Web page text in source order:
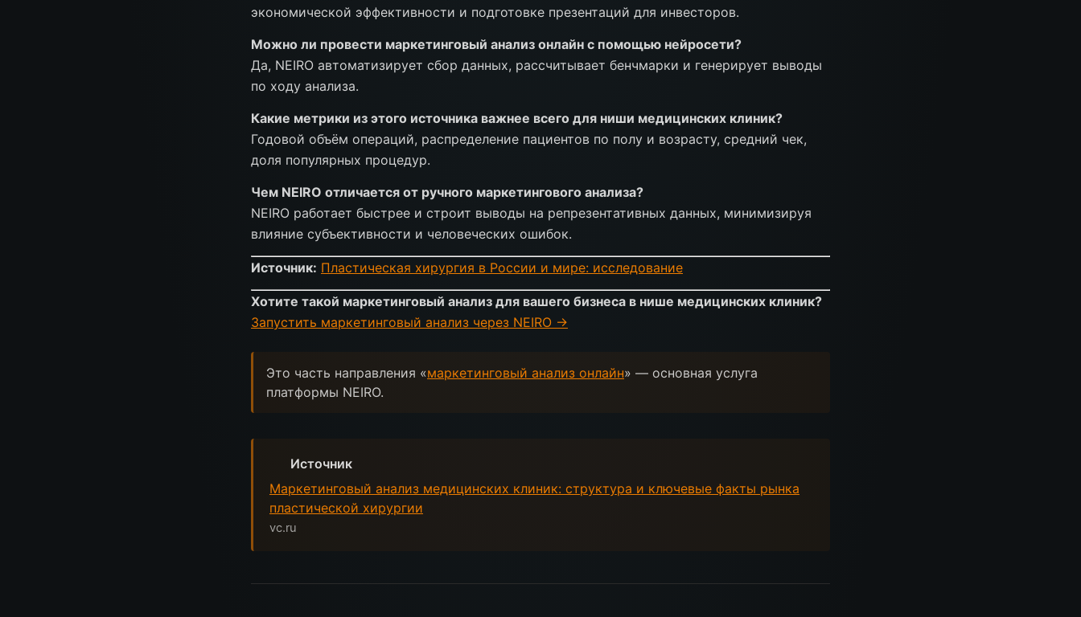
экономической эффективности и подготовке презентаций для инвесторов.
Можно ли провести маркетинговый анализ онлайн с помощью нейросети?
Да, NEIRO автоматизирует сбор данных, рассчитывает бенчмарки и генерирует выводы
по ходу анализа.
Какие метрики из этого источника важнее всего для ниши медицинских клиник?
Годовой объём операций, распределение пациентов по полу и возрасту, средний чек,
доля популярных процедур.
Чем NEIRO отличается от ручного маркетингового анализа?
NEIRO работает быстрее и строит выводы на репрезентативных данных, минимизируя
влияние субъективности и человеческих ошибок.
Источник: Пластическая хирургия в России и мире: исследование
Хотите такой маркетинговый анализ для вашего бизнеса в нише медицинских клиник?
Запустить маркетинговый анализ через NEIRO →
Это часть направления «маркетинговый анализ онлайн» — основная услуга
платформы NEIRO.
Источник
Маркетинговый анализ медицинских клиник: структура и ключевые факты рынка
пластической хирургии
vc.ru